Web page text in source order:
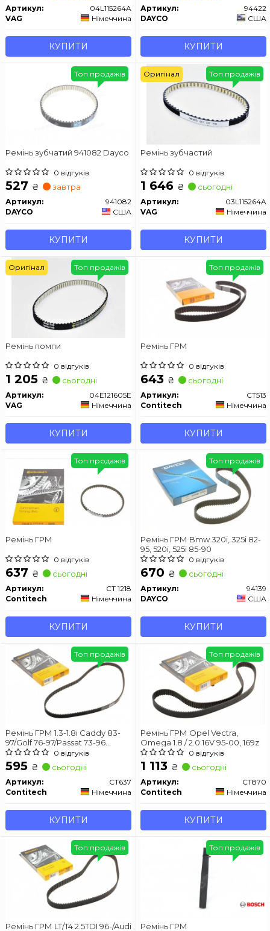
Артикул:
04L115264A
VAG
Німеччина
КУПИТИ
Артикул:
94422
DAYCO
США
КУПИТИ
Ремінь зубчатий 941082 Dayco
0 відгуків
527 ₴ завтра
Артикул:
941082
DAYCO
США
КУПИТИ
Топ продажів
Ремінь зубчастий
0 відгуків
1 646 ₴ сьогодні
Артикул:
03L115264A
VAG
Німеччина
КУПИТИ
Топ продажів
Оригінал
Ремінь помпи
0 відгуків
1 205 ₴ сьогодні
Артикул:
04E121605E
VAG
Німеччина
КУПИТИ
Топ продажів
Оригінал
Ремінь ГРМ
0 відгуків
643 ₴ сьогодні
Артикул:
CT513
Contitech
Німеччина
КУПИТИ
Топ продажів
Ремінь ГРМ
0 відгуків
637 ₴ сьогодні
Артикул:
CT 1218
Contitech
Німеччина
КУПИТИ
Топ продажів
Ремінь ГРМ Bmw 320i, 325i 82-
95, 520i, 525i 85-90
0 відгуків
670 ₴ сьогодні
Артикул:
94139
DAYCO
США
КУПИТИ
Топ продажів
Ремінь ГРМ 1.3-1.8i Caddy 83-
97/Golf 76-97/Passat 73-96
CONTITECH CT637
0 відгуків
595 ₴ сьогодні
Артикул:
CT637
Contitech
Німеччина
КУПИТИ
Топ продажів
Ремінь ГРМ Opel Vectra,
Omega 1.8 / 2.0 16V 95-00, 169z
0 відгуків
1 113 ₴ сьогодні
Артикул:
CT870
Contitech
Німеччина
КУПИТИ
Топ продажів
Ремінь ГРМ LT/T4 2.5TDI 96-/Audi
Топ продажів
Ремінь ГРМ
Топ продажів